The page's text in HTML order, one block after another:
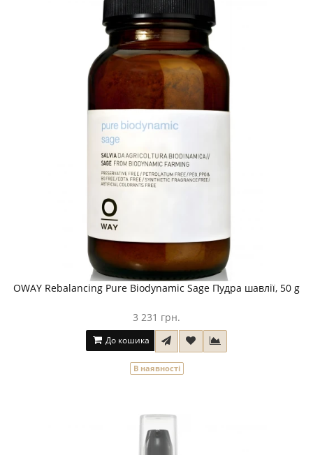
OWAY Rebalancing Pure Biodynamic Sage Пудра шавлії, 50 g
3 231 грн.
До кошика
В наявності